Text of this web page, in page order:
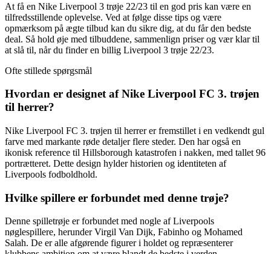
At få en Nike Liverpool 3 trøje 22/23 til en god pris kan være en
tilfredsstillende oplevelse. Ved at følge disse tips og være
opmærksom på ægte tilbud kan du sikre dig, at du får den bedste
deal. Så hold øje med tilbuddene, sammenlign priser og vær klar til
at slå til, når du finder en billig Liverpool 3 trøje 22/23.
Ofte stillede spørgsmål
Hvordan er designet af Nike Liverpool FC 3. trøjen
til herrer?
Nike Liverpool FC 3. trøjen til herrer er fremstillet i en vedkendt gul
farve med markante røde detaljer flere steder. Den har også en
ikonisk reference til Hillsborough katastrofen i nakken, med tallet 96
portrætteret. Dette design hylder historien og identiteten af
Liverpools fodboldhold.
Hvilke spillere er forbundet med denne trøje?
Denne spilletrøje er forbundet med nogle af Liverpools
nøglespillere, herunder Virgil Van Dijk, Fabinho og Mohamed
Salah. De er alle afgørende figurer i holdet og repræsenterer